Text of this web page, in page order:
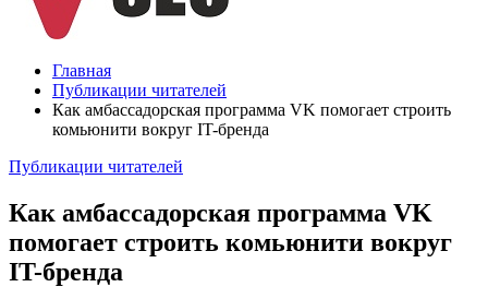
Главная
Публикации читателей
Как амбассадорская программа VK помогает строить
комьюнити вокруг IT-бренда
Публикации читателей
Как амбассадорская программа VK
помогает строить комьюнити вокруг
IT-бренда